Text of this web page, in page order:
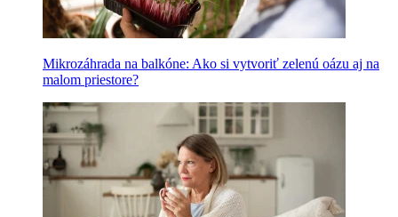
Mikrozáhrada na balkóne: Ako si vytvoriť zelenú oázu aj na
malom priestore?